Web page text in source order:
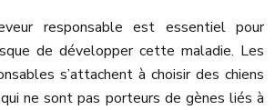
responsable est essentiel pour
de développer cette maladie. Les
s’attachent à choisir des chiens
ne sont pas porteurs de gènes liés à